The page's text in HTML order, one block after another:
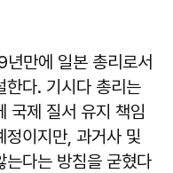
만에 일본 총리로서
한다. 기시다 총리는
국제 질서 유지 책임
정이지만, 과거사 및
는다는 방침을 굳혔다